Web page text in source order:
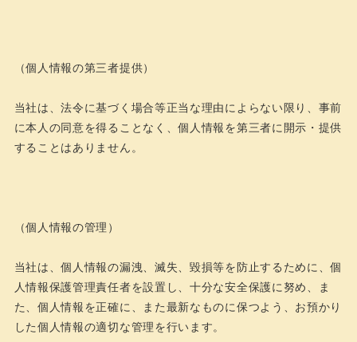
（個人情報の第三者提供）
当社は、法令に基づく場合等正当な理由によらない限り、事前
に本人の同意を得ることなく、個人情報を第三者に開示・提供
することはありません。
（個人情報の管理）
当社は、個人情報の漏洩、滅失、毀損等を防止するために、個
人情報保護管理責任者を設置し、十分な安全保護に努め、ま
た、個人情報を正確に、また最新なものに保つよう、お預かり
した個人情報の適切な管理を行います。